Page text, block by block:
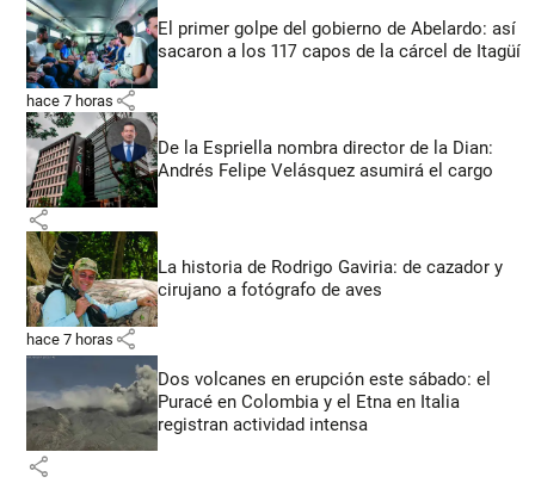
El primer golpe del gobierno de Abelardo: así
sacaron a los 117 capos de la cárcel de Itagüí
hace 7 horas share
De la Espriella nombra director de la Dian:
Andrés Felipe Velásquez asumirá el cargo
share
La historia de Rodrigo Gaviria: de cazador y
cirujano a fotógrafo de aves
hace 7 horas share
Dos volcanes en erupción este sábado: el
Puracé en Colombia y el Etna en Italia
registran actividad intensa
share